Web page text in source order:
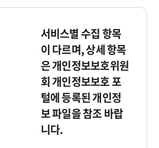
서비스별 수집 항목
이 다르며, 상세 항목
은 개인정보보호위원
회 개인정보보호 포
털에 등록된 개인정
보 파일을 참조 바랍
니다.